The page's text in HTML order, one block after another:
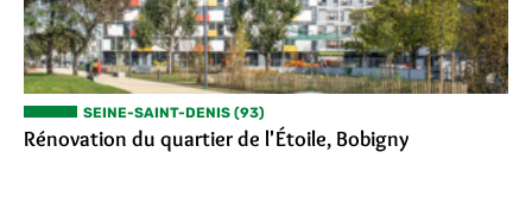
SEINE-SAINT-DENIS (93)
Rénovation du quartier de l'Étoile, Bobigny